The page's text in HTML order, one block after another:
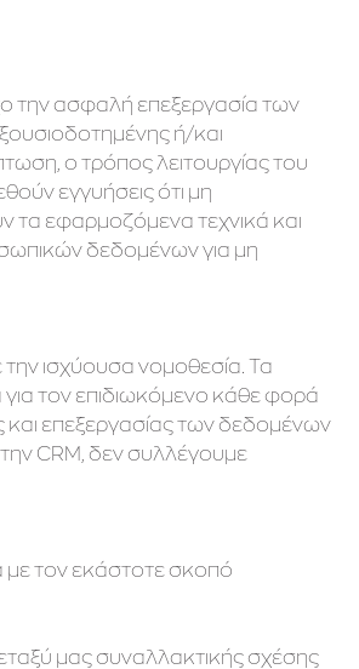
την ασφαλή επεξεργασία των
ή/και
ο τρόπος λειτουργίας του
εγγυήσεις ότι μη
τα εφαρμοζόμενα τεχνικά και
δεδομένων για μη
ισχύουσα νομοθεσία. Τα
τον επιδιωκόμενο κάθε φορά
επεξεργασίας των δεδομένων
CRM, δεν συλλέγουμε
με τον εκάστοτε σκοπό
μας συναλλακτικής σχέσης